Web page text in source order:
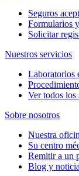
Seguros
Formularios
Solicitar
Nuestros servicios
Laboratorios
Ver todos los
Sobre nosotros
Nuestra
Su centro
Remitir a un
Blog y